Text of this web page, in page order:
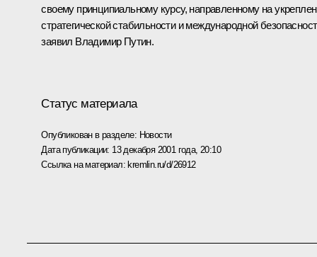
своему принципиальному курсу, направленному на
стратегической стабильности и международной
заявил Владимир Путин.
Статус материала
Опубликован в разделе: Новости
Дата публикации: 13 декабря 2001 года, 20:10
Ссылка на материал:kremlin.ru/d/26912